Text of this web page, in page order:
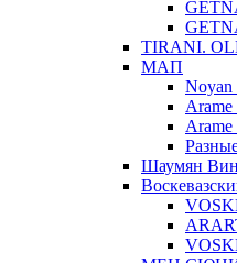
TIRANI.
МАП
Noyan
Шаумян Вин